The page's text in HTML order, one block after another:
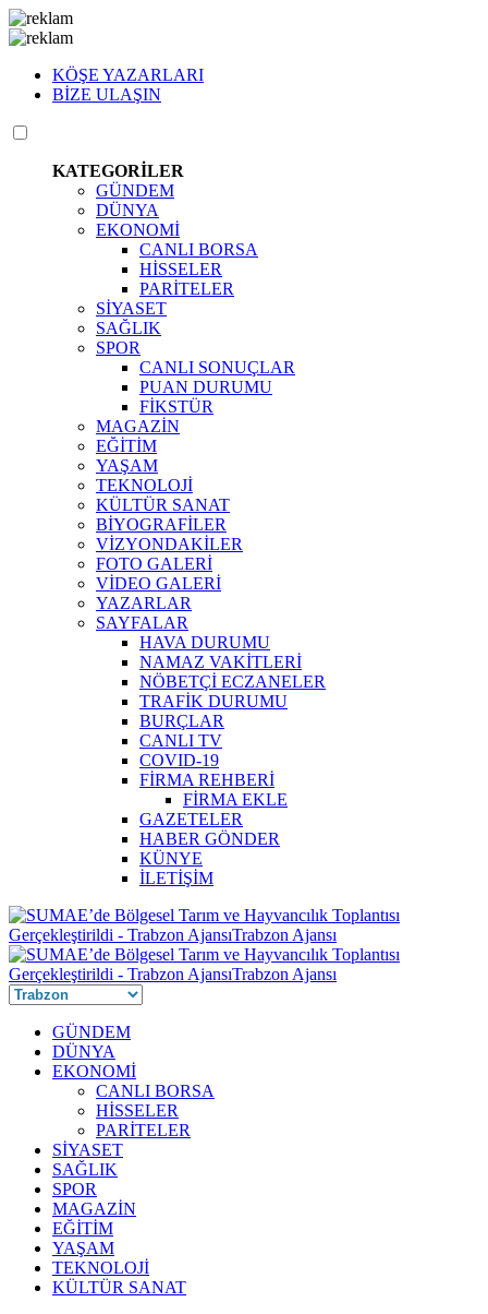
KÖŞE YAZARLARI
BİZE ULAŞIN
KATEGORİLER
GÜNDEM
DÜNYA
EKONOMİ
CANLI BORSA
HİSSELER
PARİTELER
SİYASET
SAĞLIK
SPOR
CANLI SONUÇLAR
PUAN DURUMU
FİKSTÜR
MAGAZİN
EĞİTİM
YAŞAM
TEKNOLOJİ
KÜLTÜR SANAT
BİYOGRAFİLER
VİZYONDAKİLER
FOTO GALERİ
VİDEO GALERİ
YAZARLAR
SAYFALAR
HAVA DURUMU
NAMAZ VAKİTLERİ
NÖBETÇİ ECZANELER
TRAFİK DURUMU
BURÇLAR
CANLI TV
COVID-19
FİRMA REHBERİ
FİRMA EKLE
GAZETELER
HABER GÖNDER
KÜNYE
İLETİŞİM
GÜNDEM
DÜNYA
EKONOMİ
CANLI BORSA
HİSSELER
PARİTELER
SİYASET
SAĞLIK
SPOR
MAGAZİN
EĞİTİM
YAŞAM
TEKNOLOJİ
KÜLTÜR SANAT